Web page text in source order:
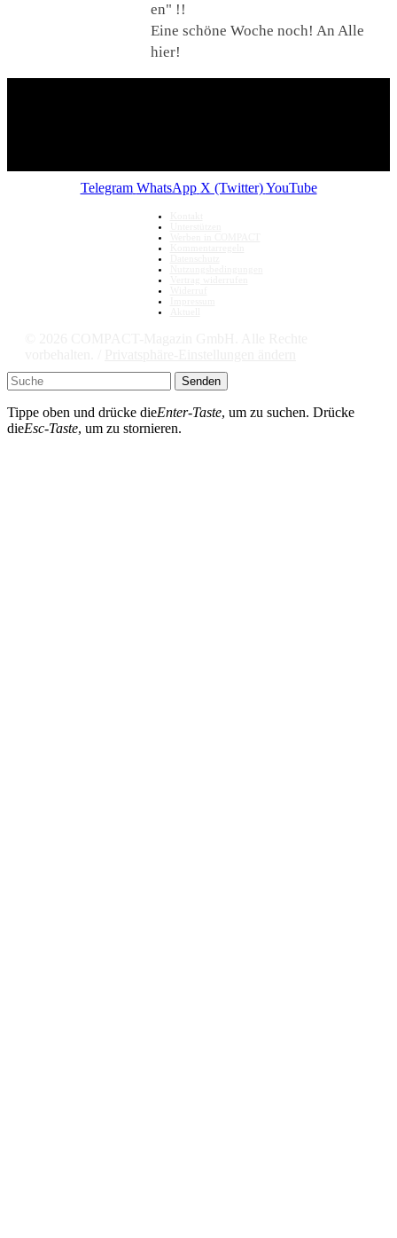
en" !!
Eine schöne Woche noch! An Alle
hier!
Telegram WhatsApp X (Twitter) YouTube
Senden
Tippe oben und drücke dieEnter-Taste, um zu suchen. Drücke
dieEsc-Taste, um zu stornieren.